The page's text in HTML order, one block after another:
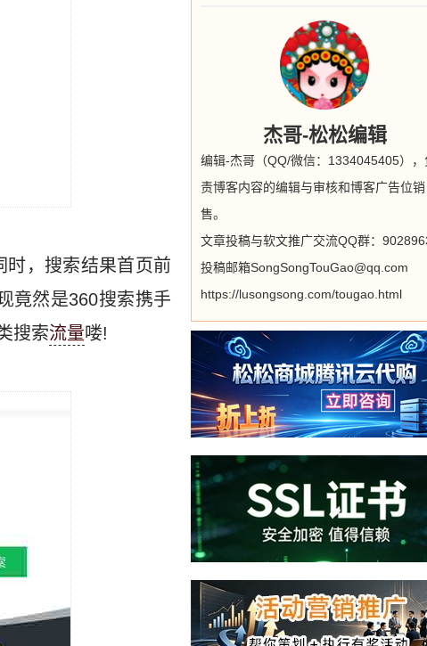
时，搜索结果首页前
竟然是360搜索携手
搜索流量喽!
杰哥-松松编辑
编辑-杰哥（QQ/微信：1334045405），
责博客内容的编辑与审核和博客广告位销
售。
文章投稿与软文推广交流QQ群：
投稿邮箱SongSongTouGao@qq.com
https://lusongsong.com/tougao.html